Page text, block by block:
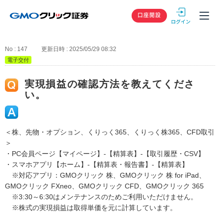
GMOクリック
口座開設
No : 147 更新日時 : 2025/05/29 08:32
電子交付
実現損益の確認方法を教えてくださ
い。
＜株、先物・オプション、くりっく365、くりっく株365、CFD取引
＞
・PC会員ページ【マイページ】-【精算表】-【取引履歴・CSV】
・スマホアプリ【ホーム】-【精算表・報告書】-【精算表】
※対応アプリ：GMOクリック 株、GMOクリック 株 for iPad、
GMOクリック FXneo、GMOクリック CFD、GMOクリック 365
※3:30～6:30はメンテナンスのためご利用いただけません。
※株式の実現損益は取得単価を元に計算しています。